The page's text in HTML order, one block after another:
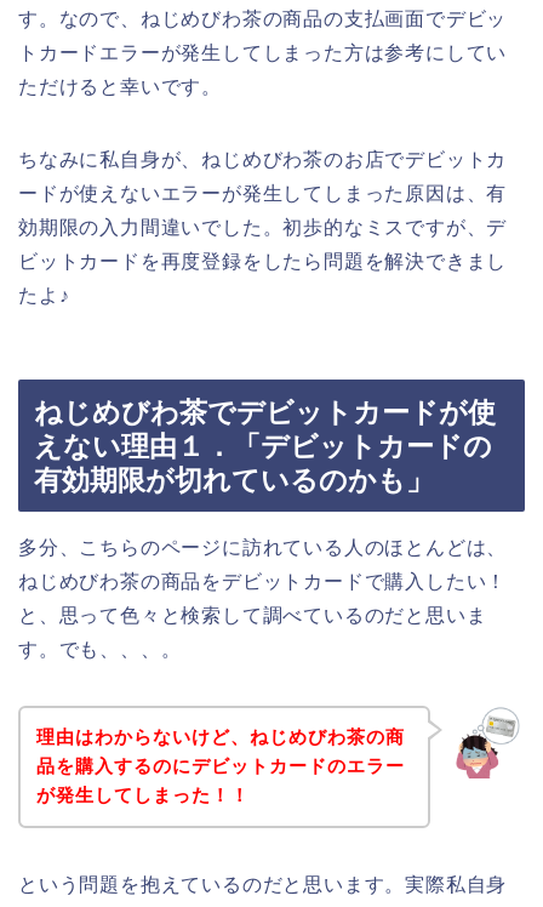
す。なので、ねじめびわ茶の商品の支払画面でデビッ
トカードエラーが発生してしまった方は参考にしてい
ただけると幸いです。
ちなみに私自身が、ねじめびわ茶のお店でデビットカ
ードが使えないエラーが発生してしまった原因は、有
効期限の入力間違いでした。初歩的なミスですが、デ
ビットカードを再度登録をしたら問題を解決できまし
たよ♪
ねじめびわ茶でデビットカードが使
えない理由１．「デビットカードの
有効期限が切れているのかも」
多分、こちらのページに訪れている人のほとんどは、
ねじめびわ茶の商品をデビットカードで購入したい！
と、思って色々と検索して調べているのだと思いま
す。でも、、、。
理由はわからないけど、ねじめびわ茶の商
品を購入するのにデビットカードのエラー
が発生してしまった！！
という問題を抱えているのだと思います。実際私自身